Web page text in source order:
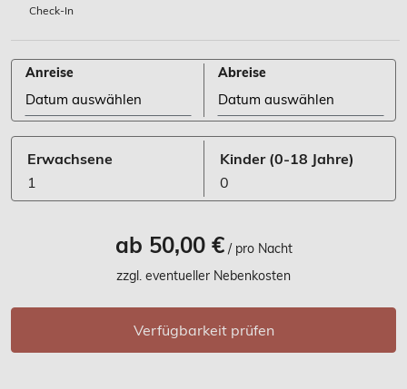
Check-In
Anreise
Anreise Datum auswählen stehen
Abreise
Abreise Datum auswählen
Erwachsene
1
Kinder (0-18 Jahre)
0
ab 50,00 € / pro Nacht
zzgl. eventueller Nebenkosten
Verfügbarkeit prüfen